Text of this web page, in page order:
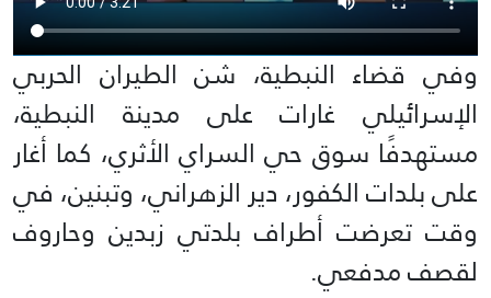
وفي قضاء النبطية، شن الطيران الحربي
الإسرائيلي غارات على مدينة النبطية،
مستهدفًا سوق حي السراي الأثري، كما أغار
على بلدات الكفور، دير الزهراني، وتبنين، في
وقت تعرضت أطراف بلدتي زبدين وحاروف
لقصف مدفعي.